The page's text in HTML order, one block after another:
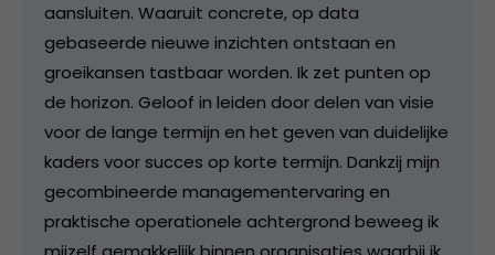
aansluiten. Waaruit concrete, op data
gebaseerde nieuwe inzichten ontstaan en
groeikansen tastbaar worden. Ik zet punten op
de horizon. Geloof in leiden door delen van visie
voor de lange termijn en het geven van duidelijke
kaders voor succes op korte termijn. Dankzij mijn
gecombineerde managementervaring en
praktische operationele achtergrond beweeg ik